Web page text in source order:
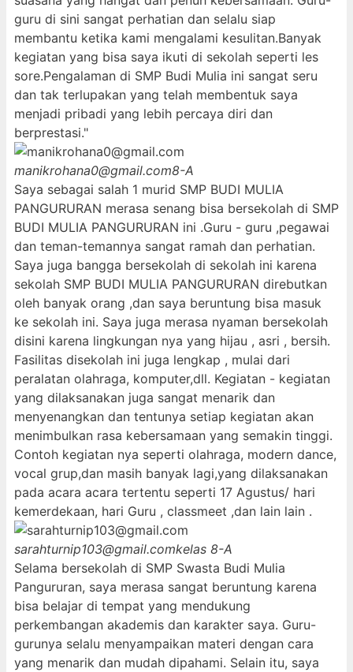
guru di sini sangat perhatian dan selalu siap
membantu ketika kami mengalami kesulitan.Banyak
kegiatan yang bisa saya ikuti di sekolah seperti les
sore.Pengalaman di SMP Budi Mulia ini sangat seru
dan tak terlupakan yang telah membentuk saya
menjadi pribadi yang lebih percaya diri dan
berprestasi."
manikrohana0@gmail.com8-A
Saya sebagai salah 1 murid SMP BUDI MULIA
PANGURURAN merasa senang bisa bersekolah di SMP
BUDI MULIA PANGURURAN ini .Guru - guru ,pegawai
dan teman-temannya sangat ramah dan perhatian.
Saya juga bangga bersekolah di sekolah ini karena
sekolah SMP BUDI MULIA PANGURURAN direbutkan
oleh banyak orang ,dan saya beruntung bisa masuk
ke sekolah ini. Saya juga merasa nyaman bersekolah
disini karena lingkungan nya yang hijau , asri , bersih.
Fasilitas disekolah ini juga lengkap , mulai dari
peralatan olahraga, komputer,dll. Kegiatan - kegiatan
yang dilaksanakan juga sangat menarik dan
menyenangkan dan tentunya setiap kegiatan akan
menimbulkan rasa kebersamaan yang semakin tinggi.
Contoh kegiatan nya seperti olahraga, modern dance,
vocal grup,dan masih banyak lagi,yang dilaksanakan
pada acara acara tertentu seperti 17 Agustus/ hari
kemerdekaan, hari Guru , classmeet ,dan lain lain .
sarahturnip103@gmail.comkelas 8-A
Selama bersekolah di SMP Swasta Budi Mulia
Pangururan, saya merasa sangat beruntung karena
bisa belajar di tempat yang mendukung
perkembangan akademis dan karakter saya. Guru-
gurunya selalu menyampaikan materi dengan cara
yang menarik dan mudah dipahami. Selain itu, saya